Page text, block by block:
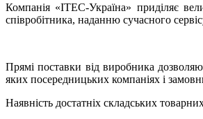
Компанія «ІТЕС-Україна» приділяє
співробітника, наданню сучасного
Прямі поставки від виробника
яких посередницьких компаніях і
Наявність достатніх складських